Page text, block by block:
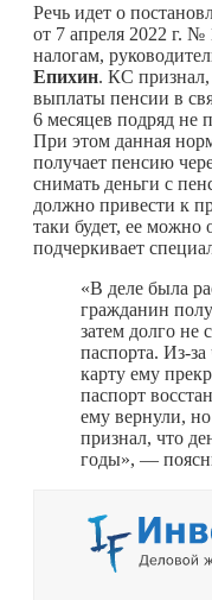
Речь идет о
от 7 апреля 2022 г. №
налогам,
Епихин. КС
выплаты пенсии в
6 месяцев подряд не
При этом данная
получает пенсию
снимать деньги с
должно привести к
таки будет, ее можно
подчеркивает
«В деле была
гражданин
затем долго не
паспорта. Из-за
карту ему
паспорт
ему вернули,
признал, что
годы», —